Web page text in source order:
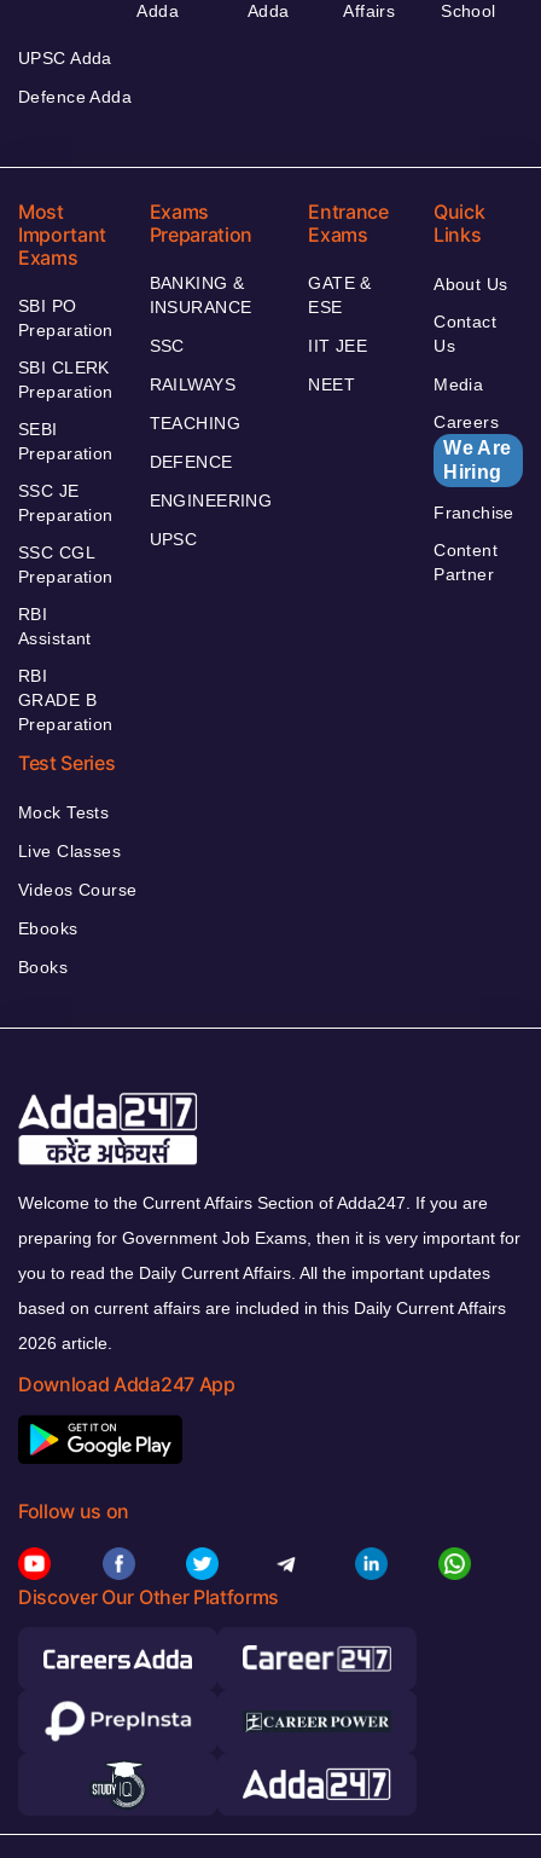
Adda
Adda
Affairs
School
UPSC Adda
Defence Adda
Most
Important
Exams
SBI PO
Preparation
SBI CLERK
Preparation
SEBI
Preparation
SSC JE
Preparation
SSC CGL
Preparation
RBI
Assistant
RBI
GRADE B
Preparation
Exams
Preparation
BANKING &
INSURANCE
SSC
RAILWAYS
TEACHING
DEFENCE
ENGINEERING
UPSC
Entrance
Exams
GATE &
ESE
IIT JEE
NEET
Quick
Links
About Us
Contact
Us
Media
Careers
We Are
Hiring
Franchise
Content
Partner
Test Series
Mock Tests
Live Classes
Videos Course
Ebooks
Books
Welcome to the Current Affairs Section of Adda247. If you are
preparing for Government Job Exams, then it is very important for
you to read the Daily Current Affairs. All the important updates
based on current affairs are included in this Daily Current Affairs
2026 article.
Download Adda247 App
Follow us on
Discover Our Other Platforms